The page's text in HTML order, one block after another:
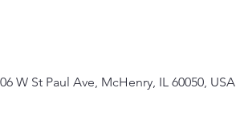
W St Paul Ave, McHenry, IL 60050, USA